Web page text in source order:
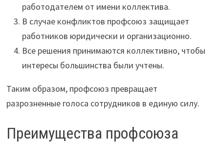
работодателем от имени коллектива.
В случае конфликтов профсоюз защищает
работников юридически и организационно.
Все решения принимаются коллективно, чтобы
интересы большинства были учтены.
Таким образом, профсоюз превращает
разрозненные голоса сотрудников в единую силу.
Преимущества профсоюза